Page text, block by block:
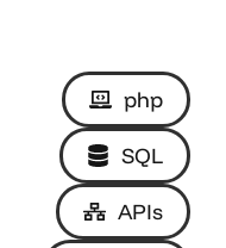
php
SQL
APIs